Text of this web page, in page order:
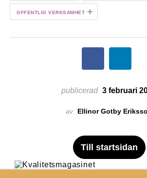
OFFENTLIG VERKSAMHET +
publicerad 3 februari
av Ellinor Gotby
Till startsidan